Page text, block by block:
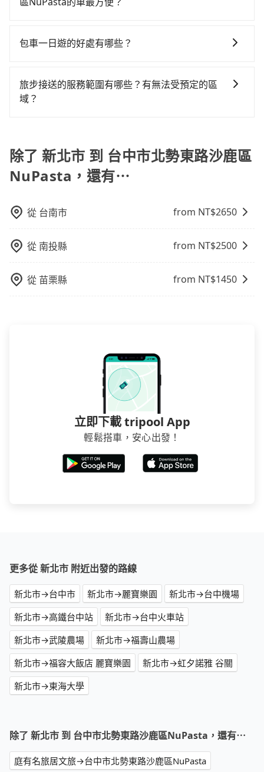
單，最遲如當天下午過後乘車，四小時前仍能預約。
車。 旅行人數：人數多時包車較方便舒適且每個人攤提
車，不趕時間即可選用大眾運輸。 便利性：需要便利性
和方便性可選包車和計程車，喜歡探險和體驗當地文化
落，只要有路能到、Google地圖上能標註、GPS上能找
區，我們司機都會依照訂單上的資訊依約接送。
包車一日遊的好處有哪些？
願和需要來安排行程，其次，包車可以讓您更加深入地
體驗當地文化和風土人情，此外，包車還可以省去您自
旅步接送的服務範圍有哪些？有無法受預定的區
域？
除了 新北市 到 台中市北勢東路沙鹿區
NuPasta，還有⋯
從 台南市 from NT$2650
從 南投縣 from NT$2500
從 苗栗縣 from NT$1450
立即下載 tripool App
輕鬆搭車，安心出發！
更多從 新北市 附近出發的路線
新北市→台中市 新北市→麗寶樂園
新北市→台中機場
新北市→高鐵台中站
新北市→台中火車站
新北市→武陵農場
新北市→福壽山農場
新北市→福容大飯店 麗寶樂園
新北市→虹夕諾雅 谷關
新北市→東海大學
除了 新北市 到 台中市北勢東路沙鹿區NuPasta，還有⋯
庭有名旅居文旅→台中市北勢東路沙鹿區NuPasta